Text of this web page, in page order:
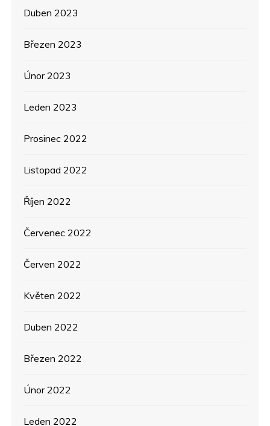
Duben 2023
Březen 2023
Únor 2023
Leden 2023
Prosinec 2022
Listopad 2022
Říjen 2022
Červenec 2022
Červen 2022
Květen 2022
Duben 2022
Březen 2022
Únor 2022
Leden 2022